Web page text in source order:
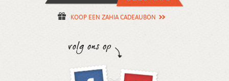
KOOP EEN ZAHIA CADEAUBON